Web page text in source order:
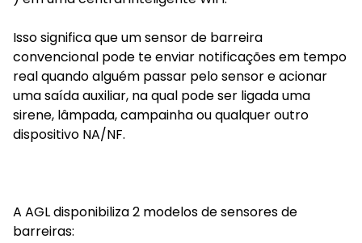
Isso significa que um sensor de barreira
convencional pode te enviar notificações em tempo
real quando alguém passar pelo sensor e acionar
uma saída auxiliar, na qual pode ser ligada uma
sirene, lâmpada, campainha ou qualquer outro
dispositivo NA/NF.
A AGL disponibiliza 2 modelos de sensores de
barreiras: